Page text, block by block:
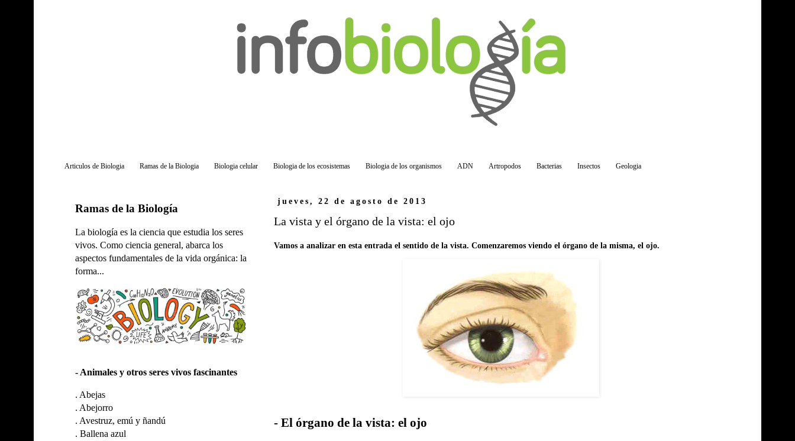
Articulos de Biologia Ramas de la Biologia Biologia celular Biologia de los ecosistemas Biologia de los organismos ADN Artropodos Bacterias Insectos Geologia
jueves, 22 de agosto de 2013
La vista y el órgano de la vista: el ojo
Vamos a analizar en esta entrada el sentido de la vista. Comenzaremos viendo el órgano de la misma, el ojo.
- El órgano de la vista: el ojo
Ramas de la Biología
La biología es la ciencia que estudia los seres
vivos. Como ciencia general, abarca los
aspectos fundamentales de la vida orgánica: la
forma...
- Animales y otros seres vivos fascinantes
. Abejas
. Abejorro
. Avestruz, emú y ñandú
. Ballena azul